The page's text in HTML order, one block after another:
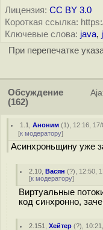
Лицензия: CC BY 3.0
Короткая ссылка:
Ключевые слова: java,
При перепечатке
Обсуждение
(162)
1.1 ,Аноним (1), 12:16,
[к модератору]
Асинхроньщину уже
2.10 ,Васян (?), 12:50,
[к модератору]
Виртуальные
код синхронно,
2.151 ,Хейтер (?),